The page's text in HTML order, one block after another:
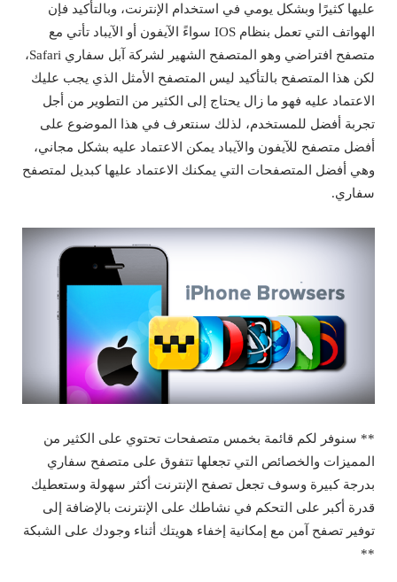
عليها كثيرًا وبشكل يومي في استخدام الإنترنت، وبالتأكيد فإن
الهواتف التي تعمل بنظام IOS سواءً الآيفون أو الآيباد تأتي مع
متصفح افتراضي وهو المتصفح الشهير لشركة آبل سفاري Safari،
لكن هذا المتصفح بالتأكيد ليس المتصفح الأمثل الذي يجب عليك
الاعتماد عليه فهو ما زال يحتاج إلى الكثير من التطوير من أجل
تجربة أفضل للمستخدم، لذلك سنتعرف في هذا الموضوع على
أفضل متصفح للآيفون والآيباد يمكن الاعتماد عليه بشكل مجاني،
وهي أفضل المتصفحات التي يمكنك الاعتماد عليها كبديل لمتصفح
سفاري.
** سنوفر لكم قائمة بخمس متصفحات تحتوي على الكثير من
المميزات والخصائص التي تجعلها تتفوق على متصفح سفاري
بدرجة كبيرة وسوف تجعل تصفح الإنترنت أكثر سهولة وستعطيك
قدرة أكبر على التحكم في نشاطك على الإنترنت بالإضافة إلى
توفير تصفح آمن مع إمكانية إخفاء هويتك أثناء وجودك على الشبكة
**